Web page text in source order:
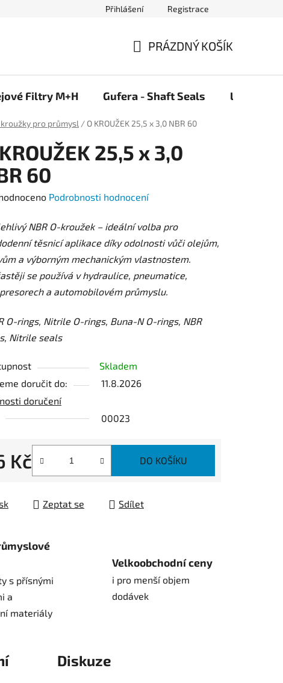
Přihlášení Registrace
KOŠÍK
PRÁZDNÝ KOŠÍK
Filtry M+H Gufera - Shaft Seals Ložiska
kroužky pro průmysl / O KROUŽEK 25,5 x 3,0 NBR 60
25,5 x 3,0
60
Podrobnosti hodnocení
NBR O-kroužek – ideální volba pro
těsnicí aplikace díky odolnosti vůči olejům,
a výborným mechanickým vlastnostem.
se používá v hydraulice, pneumatice,
a automobilovém průmyslu.
O-rings, Nitrile O-rings, Buna-N O-rings, NBR
Nitrile seals
Skladem
doručit do:
11.8.2026
doručení
00023
Kč
cena:
DO KOŠÍKU
Zeptat se Sdílet
s přísnými
a
materiály
Velkoobchodní ceny
i pro menší objem
dodávek
Diskuze